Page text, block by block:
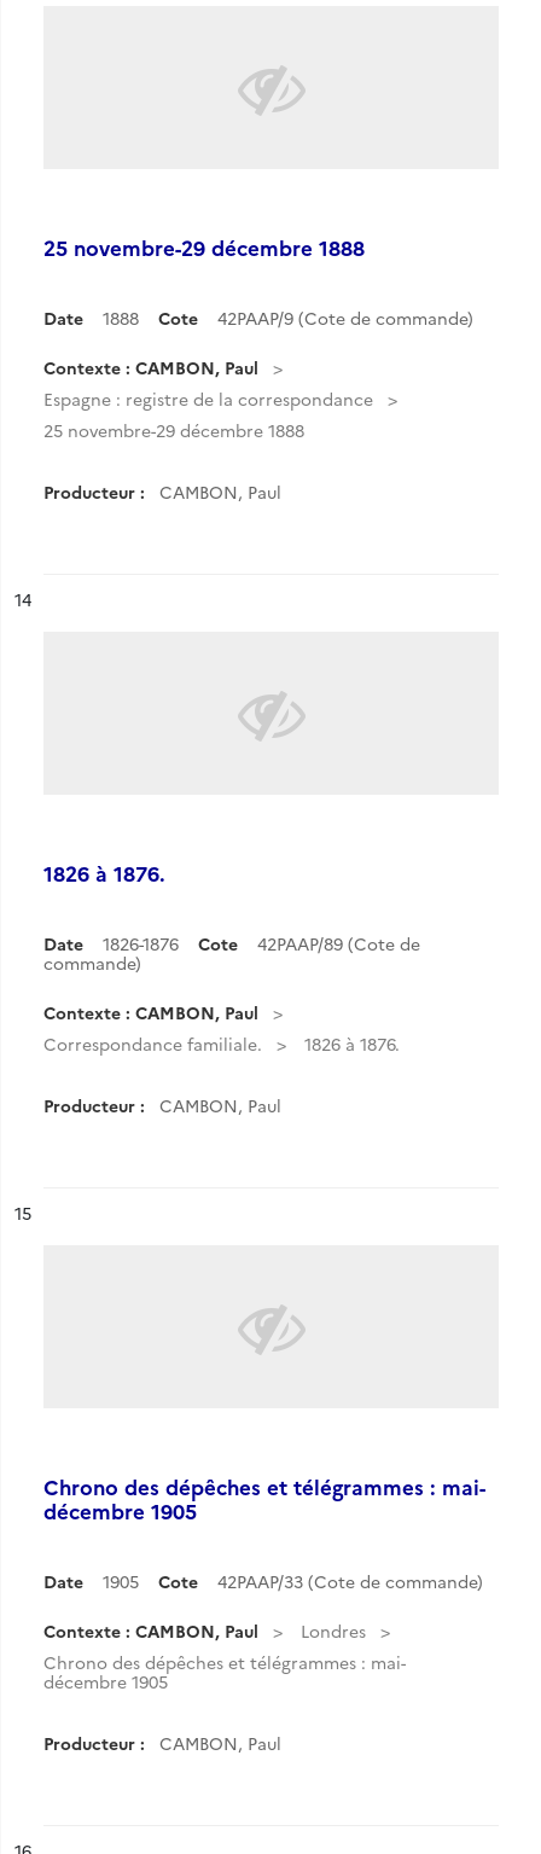
25 novembre-29 décembre 1888
Date 1888 Cote 42PAAP/9 (Cote de commande)
Contexte : CAMBON, Paul
Espagne : registre de la correspondance
25 novembre-29 décembre 1888
Producteur : CAMBON, Paul
n°
14
1826 à 1876.
Date 1826-1876 Cote
42PAAP/89 (Cote de
commande)
Contexte : CAMBON, Paul
Correspondance familiale.
1826 à 1876.
Producteur : CAMBON, Paul
n°
15
Chrono des dépêches et télégrammes : mai-
décembre 1905
Date 1905 Cote 42PAAP/33 (Cote de commande)
Contexte : CAMBON, Paul
Londres
Chrono des dépêches et télégrammes : mai-
décembre 1905
Producteur : CAMBON, Paul
n°